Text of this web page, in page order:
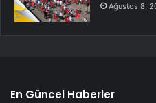
Ağustos 8,
En Güncel Haberler